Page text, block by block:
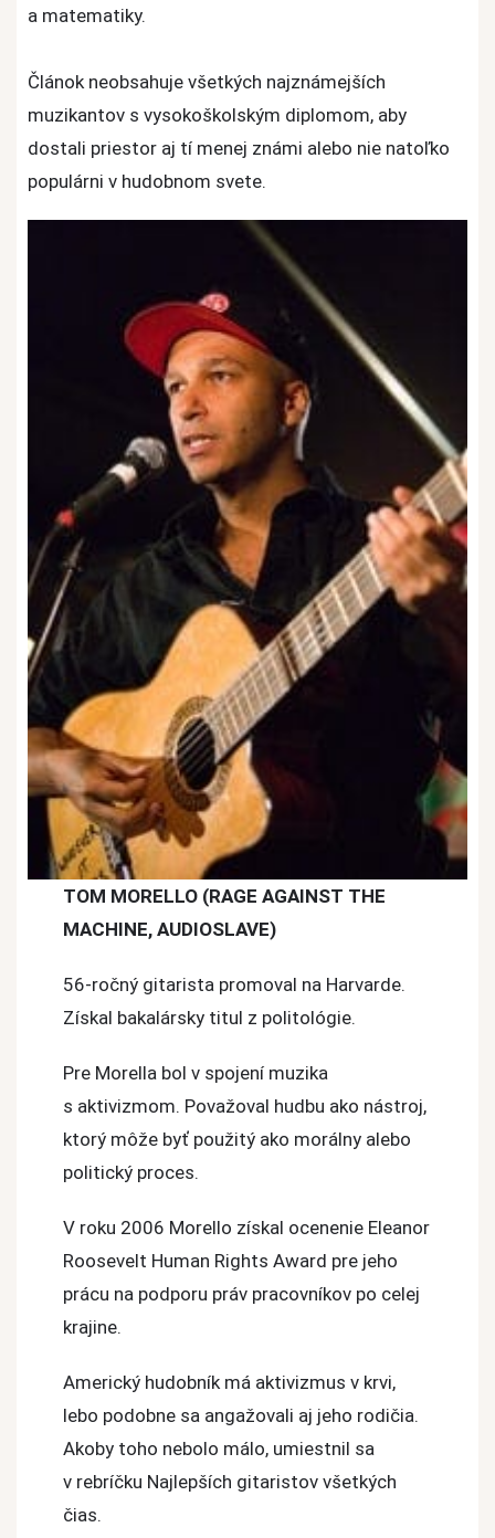
a matematiky.
Článok neobsahuje všetkých najznámejších
muzikantov s vysokoškolským diplomom, aby
dostali priestor aj tí menej známi alebo nie natoľko
populárni v hudobnom svete.
TOM MORELLO (RAGE AGAINST THE
MACHINE, AUDIOSLAVE)
56-ročný gitarista promoval na Harvarde.
Získal bakalársky titul z politológie.
Pre Morella bol v spojení muzika
s aktivizmom. Považoval hudbu ako nástroj,
ktorý môže byť použitý ako morálny alebo
politický proces.
V roku 2006 Morello získal ocenenie Eleanor
Roosevelt Human Rights Award pre jeho
prácu na podporu práv pracovníkov po celej
krajine.
Americký hudobník má aktivizmus v krvi,
lebo podobne sa angažovali aj jeho rodičia.
Akoby toho nebolo málo, umiestnil sa
v rebríčku Najlepších gitaristov všetkých
čias.